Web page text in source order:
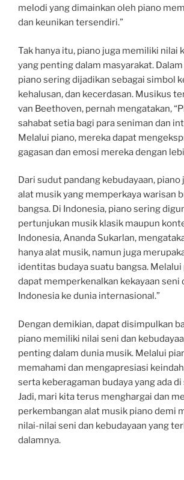
melodi yang dimainkan oleh piano
dan keunikan tersendiri.”
Tak hanya itu, piano juga memiliki nilai
yang penting dalam masyarakat.
piano sering dijadikan sebagai simbol
kehalusan, dan kecerdasan. Musikus
van Beethoven, pernah mengatakan,
sahabat setia bagi para seniman dan
Melalui piano, mereka dapat
gagasan dan emosi mereka dengan
Dari sudut pandang kebudayaan, piano
alat musik yang memperkaya warisan
bangsa. Di Indonesia, piano sering
pertunjukan musik klasik maupun
Indonesia, Ananda Sukarlan,
hanya alat musik, namun juga
identitas budaya suatu bangsa. Melalui
dapat memperkenalkan kekayaan seni
Indonesia ke dunia internasional.”
Dengan demikian, dapat disimpulkan
piano memiliki nilai seni dan
penting dalam dunia musik. Melalui
memahami dan mengapresiasi
serta keberagaman budaya yang ada
Jadi, mari kita terus menghargai dan
perkembangan alat musik piano demi
nilai-nilai seni dan kebudayaan yang
dalamnya.